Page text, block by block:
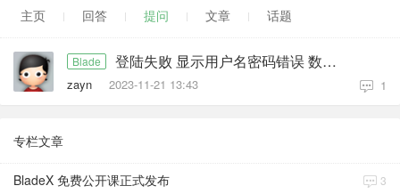
主页 回答 提问 文章 话题
Blade 登陆失败 显示用户名密码错误 数据库问题
zayn 2023-11-21 13:43 1
专栏文章
BladeX 免费公开课正式发布 3